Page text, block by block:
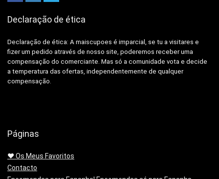
Declaração de ética
Declaração de ética: A maiscupoes é imparcial, se tu a visitares e
fizer um pedido através de nosso site, poderemos receber uma
compensação do comerciante. Mas só a comunidade vota e decide
a temperatura das ofertas, independentemente de qualquer
compensação.
Páginas
❤️ Os Meus Favoritos
Contacto